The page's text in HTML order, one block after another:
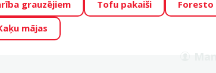
lieliskas cenas mīluļu TOP barībām! 🍖 →
Varbūt tieši Tavs mīlulis būs 2027. gada
grauzējiem Tofu pakaiši
Foresto
mājas